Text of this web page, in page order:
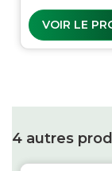
VOIR LE
4 autres